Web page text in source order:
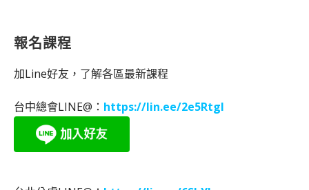
報名課程
加Line好友，了解各區最新課程
台中總會LINE@： https://lin.ee/2e5RtgI